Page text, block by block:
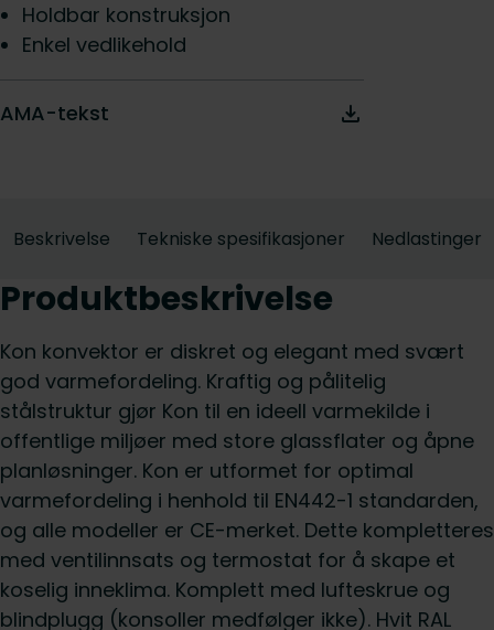
Holdbar konstruksjon
Enkel vedlikehold
AMA-tekst
Beskrivelse Tekniske spesifikasjoner Nedlastinger
Produktbeskrivelse
Kon konvektor er diskret og elegant med svært
god varmefordeling. Kraftig og pålitelig
stålstruktur gjør Kon til en ideell varmekilde i
offentlige miljøer med store glassflater og åpne
planløsninger. Kon er utformet for optimal
varmefordeling i henhold til EN442-1 standarden,
og alle modeller er CE-merket. Dette kompletteres
med ventilinnsats og termostat for å skape et
koselig inneklima. Komplett med lufteskrue og
blindplugg (konsoller medfølger ikke). Hvit RAL